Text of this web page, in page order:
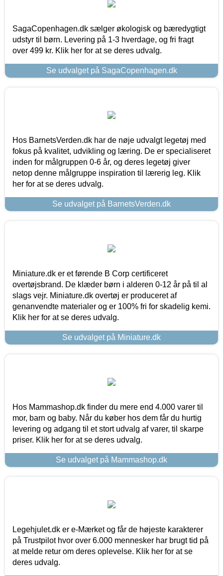
SagaCopenhagen.dk sælger økologisk og bæredygtigt
udstyr til børn. Levering på 1-3 hverdage, og fri fragt
over 499 kr. Klik her for at se deres udvalg.
Se udvalget på SagaCopenhagen.dk
Hos BarnetsVerden.dk har de nøje udvalgt legetøj med
fokus på kvalitet, udvikling og læring. De er specialiseret
inden for målgruppen 0-6 år, og deres legetøj giver
netop denne målgruppe inspiration til lærerig leg. Klik
her for at se deres udvalg.
Se udvalget på BarnetsVerden.dk
Miniature.dk er et førende B Corp certificeret
overtøjsbrand. De klæder børn i alderen 0-12 år på til al
slags vejr. Miniature.dk overtøj er produceret af
genanvendte materialer og er 100% fri for skadelig kemi.
Klik her for at se deres udvalg.
Se udvalget på Miniature.dk
Hos Mammashop.dk finder du mere end 4.000 varer til
mor, barn og baby. Når du køber hos dem får du hurtig
levering og adgang til et stort udvalg af varer, til skarpe
priser. Klik her for at se deres udvalg.
Se udvalget på Mammashop.dk
Legehjulet.dk er e-Mærket og får de højeste karakterer
på Trustpilot hvor over 6.000 mennesker har brugt tid på
at melde retur om deres oplevelse. Klik her for at se
deres udvalg.